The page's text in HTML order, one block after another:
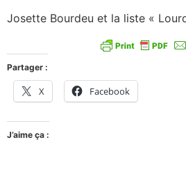
Josette Bourdeu et la liste «
Partager :
X Facebook
J’aime ça :